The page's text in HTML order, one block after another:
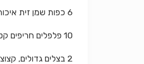
6 כפות שמן זית איכותי
10 פלפלים חריפים קטנים, חצויים (במידה ורוצים את המרינדה חריפה יותר, משאירים את הגרגירים)
2 בצלים גדולים, קצוצים דק